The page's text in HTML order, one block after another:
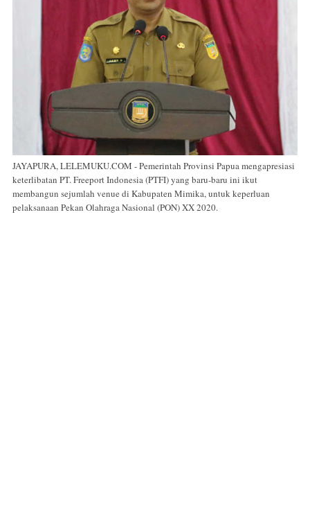
JAYAPURA, LELEMUKU.COM - Pemerintah Provinsi Papua mengapresiasi
keterlibatan PT. Freeport Indonesia (PTFI) yang baru-baru ini ikut
membangun sejumlah venue di Kabupaten Mimika, untuk keperluan
pelaksanaan Pekan Olahraga Nasional (PON) XX 2020.